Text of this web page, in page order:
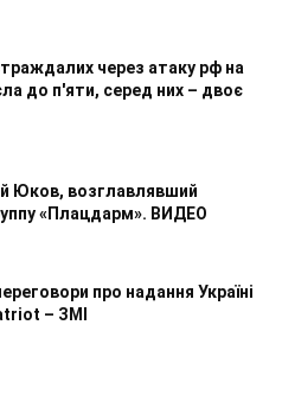
через атаку рф на
до п'яти, серед них – двоє
Юков, возглавлявший
«Плацдарм». ВИДЕО
про надання Україні
– ЗМІ